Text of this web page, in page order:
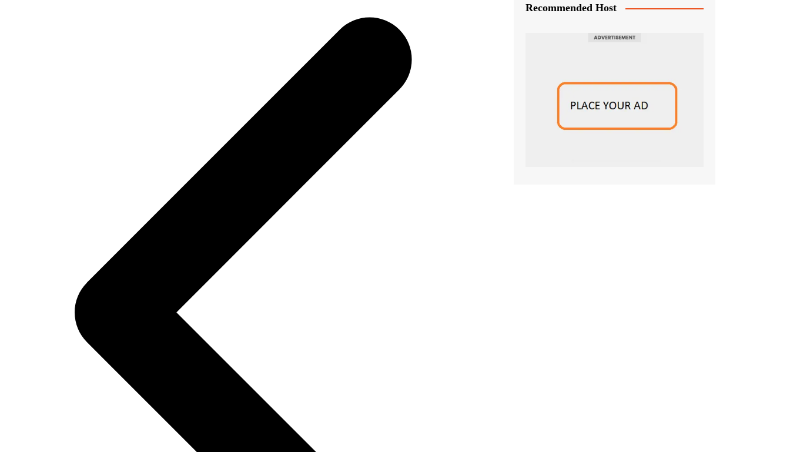
Recommended Host